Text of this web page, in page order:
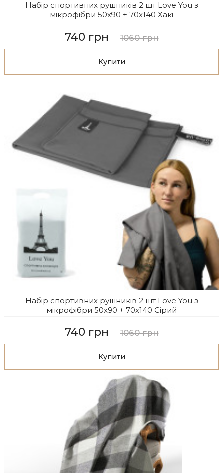
Набір спортивних рушників 2 шт Love You з
мікрофібри 50х90 + 70х140 Хакі
740 грн 1060 грн
Купити
Набір спортивних рушників 2 шт Love You з
мікрофібри 50х90 + 70х140 Сірий
740 грн 1060 грн
Купити